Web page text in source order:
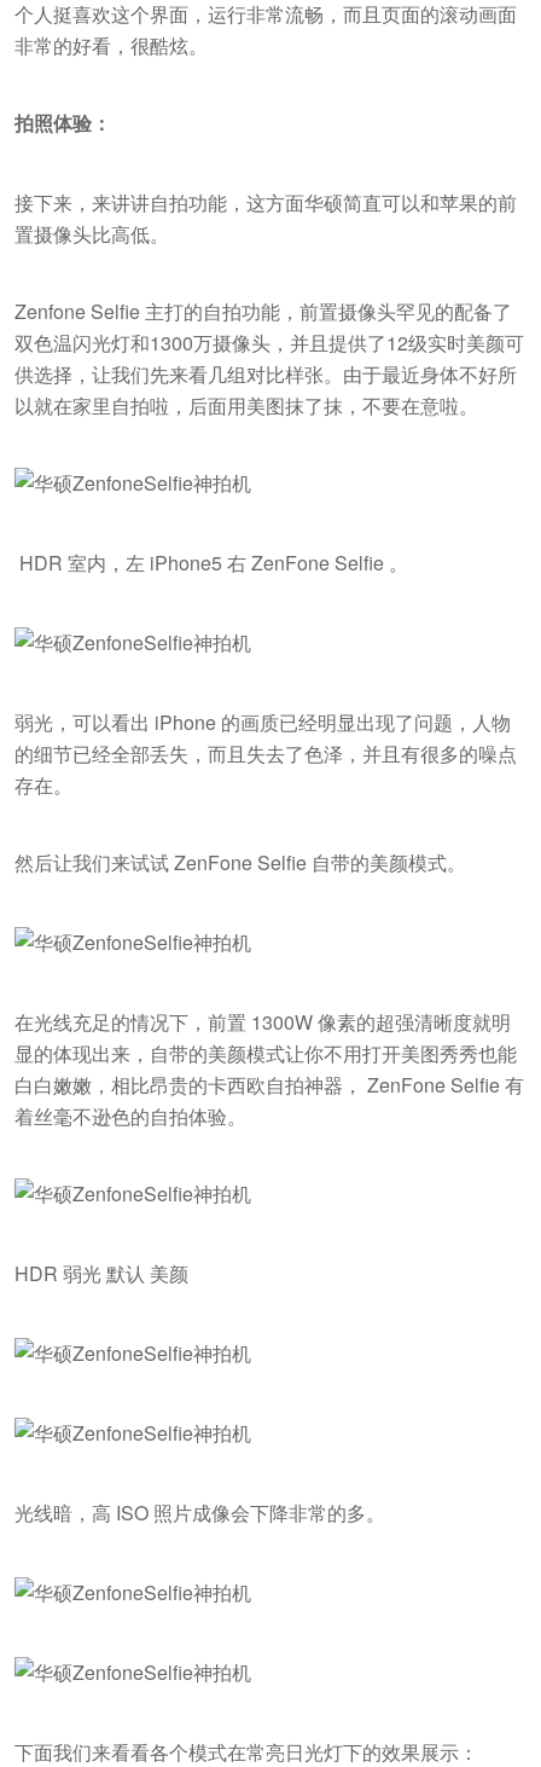
个人挺喜欢这个界面，运行非常流畅，而且页面的滚动画面
非常的好看，很酷炫。
拍照体验：
接下来，来讲讲自拍功能，这方面华硕简直可以和苹果的前
置摄像头比高低。
Zenfone Selfie 主打的自拍功能，前置摄像头罕见的配备了
双色温闪光灯和1300万摄像头，并且提供了12级实时美颜可
供选择，让我们先来看几组对比样张。由于最近身体不好所
以就在家里自拍啦，后面用美图抹了抹，不要在意啦。
HDR 室内，左 iPhone5 右 ZenFone Selfie 。
弱光，可以看出 iPhone 的画质已经明显出现了问题，人物
的细节已经全部丢失，而且失去了色泽，并且有很多的噪点
存在。
然后让我们来试试 ZenFone Selfie 自带的美颜模式。
在光线充足的情况下，前置 1300W 像素的超强清晰度就明
显的体现出来，自带的美颜模式让你不用打开美图秀秀也能
白白嫩嫩，相比昂贵的卡西欧自拍神器， ZenFone Selfie 有
着丝毫不逊色的自拍体验。
HDR 弱光 默认 美颜
光线暗，高 ISO 照片成像会下降非常的多。
下面我们来看看各个模式在常亮日光灯下的效果展示：